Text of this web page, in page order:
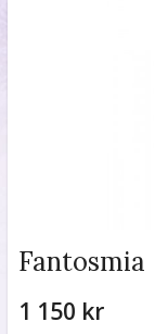
Fantosmia
1 150 kr